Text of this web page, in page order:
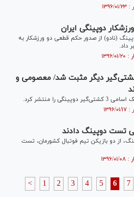
(نادو) از صدور حکم قطعی دو ورزشکار به
داد.
تایمازوف و 2 کشتی‌گیر دیگر مثبت شد/ معصومی و
را منتشر کرد.
تست دوپینگ دادند
از دو بازیکن تیم فوتبال کشورمان، تست
< 1 2 3 4 5 6 7